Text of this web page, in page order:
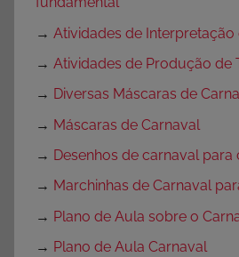
→ Atividades de Interpretação
→ Atividades de Produção de
→ Diversas Máscaras de
→ Máscaras de Carnaval
→ Desenhos de carnaval para
→ Marchinhas de Carnaval
→ Plano de Aula sobre o
→ Plano de Aula Carnaval